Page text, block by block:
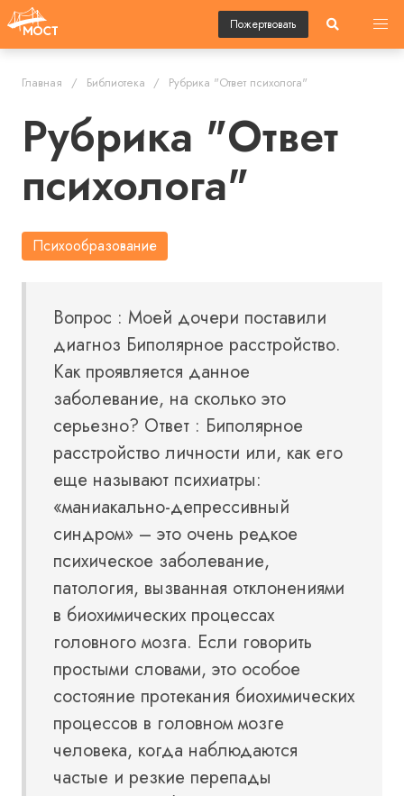
Пожертвовать
Главная Библиотека Рубрика "Ответ психолога"
Рубрика "Ответ
психолога"
Психообразование
Вопрос : Моей дочери поставили
диагноз Биполярное расстройство.
Как проявляется данное
заболевание, на сколько это
серьезно? Ответ : Биполярное
расстройство личности или, как его
еще называют психиатры:
«маниакально-депрессивный
синдром» – это очень редкое
психическое заболевание,
патология, вызванная отклонениями
в биохимических процессах
головного мозга. Если говорить
простыми словами, это особое
состояние протекания биохимических
процессов в головном мозге
человека, когда наблюдаются
частые и резкие перепады